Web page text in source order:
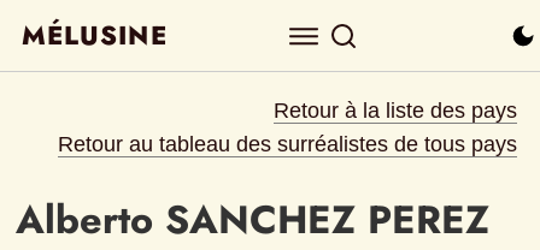
MÉLUSINE
Retour à la liste des pays
Retour au tableau des surréalistes de tous pays
Alberto SANCHEZ PEREZ